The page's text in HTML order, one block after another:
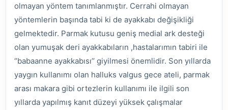
olmayan yöntem tanımlanmıştır. Cerrahi olmayan
yöntemlerin başında tabi ki de ayakkabı değişikliği
gelmektedir. Parmak kutusu geniş medial ark desteği
olan yumuşak deri ayakkabıların ,hastalarımın tabiri ile
‘’babaanne ayakkabısı’’ giyilmesi önemlidir. Son yıllarda
yaygın kullanımı olan halluks valgus gece ateli, parmak
arası makara gibi ortezlerin kullanımı ile ilgili son
yıllarda yapılmış kanıt düzeyi yüksek çalışmalar